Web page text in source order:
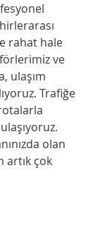
rahat hale
ve
ulaşım
Trafiğe
olan
artık çok